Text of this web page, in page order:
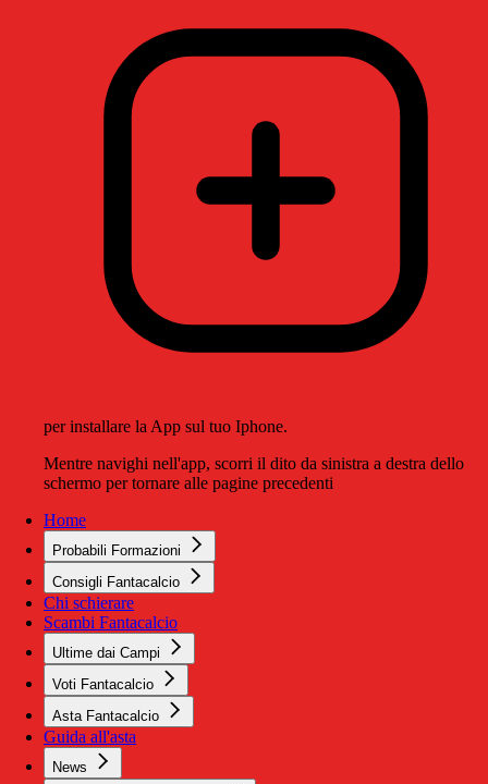
per installare la App sul tuo Iphone.
Mentre navighi nell'app, scorri il dito da sinistra a destra dello
schermo per tornare alle pagine precedenti
Home
Probabili Formazioni
Consigli Fantacalcio
Chi schierare
Scambi Fantacalcio
Ultime dai Campi
Voti Fantacalcio
Asta Fantacalcio
Guida all'asta
News